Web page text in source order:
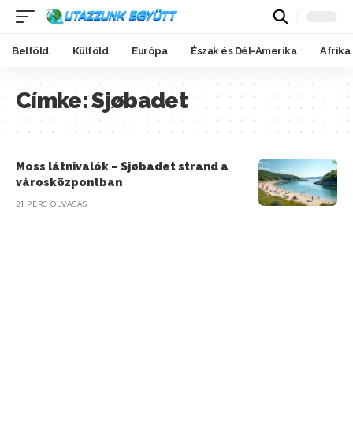
Belföld Külföld Európa Észak és Dél-Amerika Afrika
Címke:Sjøbadet
Moss látnivalók – Sjøbadet strand a
városközpontban
21 PERC OLVASÁS